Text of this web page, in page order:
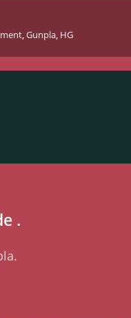
, Gunpla, HG
.